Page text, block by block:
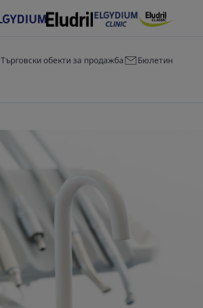
Търговски обекти за продажба Бюлетин